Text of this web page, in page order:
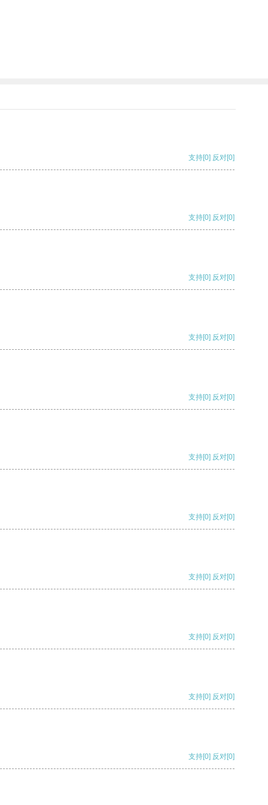
支持[0] 反对[0]
支持[0] 反对[0]
支持[0] 反对[0]
支持[0] 反对[0]
支持[0] 反对[0]
支持[0] 反对[0]
支持[0] 反对[0]
支持[0] 反对[0]
支持[0] 反对[0]
支持[0] 反对[0]
支持[0] 反对[0]